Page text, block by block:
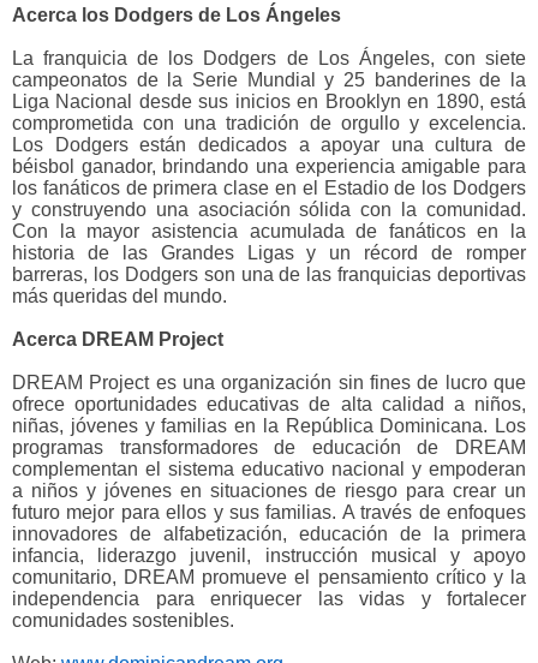
Acerca los Dodgers de Los Ángeles
La franquicia de los Dodgers de Los Ángeles, con siete
campeonatos de la Serie Mundial y 25 banderines de la
Liga Nacional desde sus inicios en Brooklyn en 1890, está
comprometida con una tradición de orgullo y excelencia.
Los Dodgers están dedicados a apoyar una cultura de
béisbol ganador, brindando una experiencia amigable para
los fanáticos de primera clase en el Estadio de los Dodgers
y construyendo una asociación sólida con la comunidad.
Con la mayor asistencia acumulada de fanáticos en la
historia de las Grandes Ligas y un récord de romper
barreras, los Dodgers son una de las franquicias deportivas
más queridas del mundo.
Acerca DREAM Project
DREAM Project es una organización sin fines de lucro que
ofrece oportunidades educativas de alta calidad a niños,
niñas, jóvenes y familias en la República Dominicana. Los
programas transformadores de educación de DREAM
complementan el sistema educativo nacional y empoderan
a niños y jóvenes en situaciones de riesgo para crear un
futuro mejor para ellos y sus familias. A través de enfoques
innovadores de alfabetización, educación de la primera
infancia, liderazgo juvenil, instrucción musical y apoyo
comunitario, DREAM promueve el pensamiento crítico y la
independencia para enriquecer las vidas y fortalecer
comunidades sostenibles.